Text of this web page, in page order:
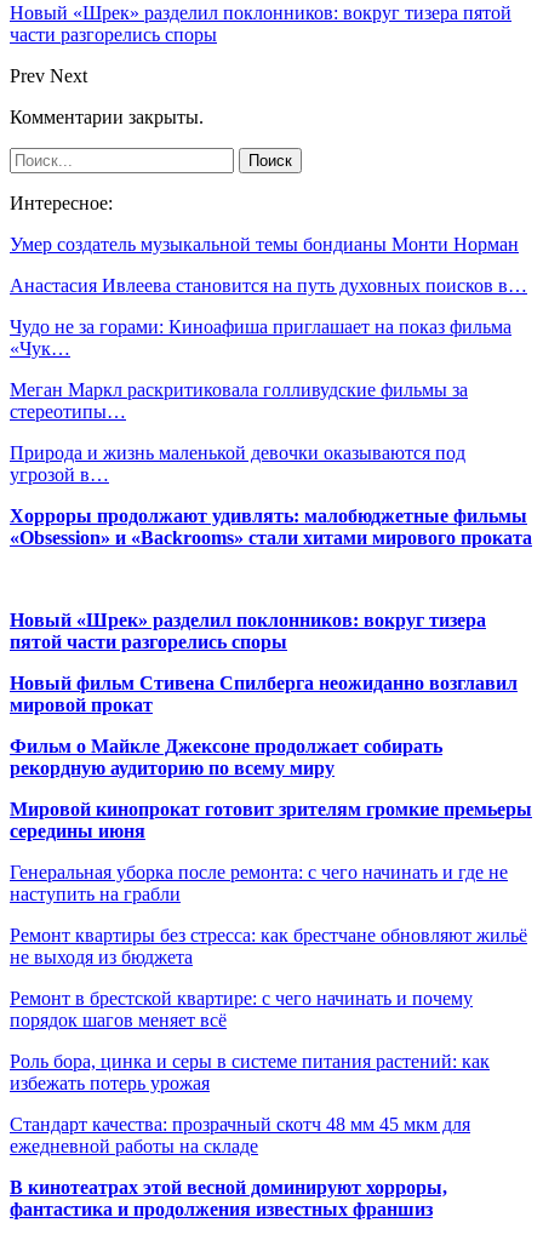
Новый «Шрек» разделил поклонников: вокруг тизера пятой
части разгорелись споры
Prev Next
Комментарии закрыты.
Интересное:
Умер создатель музыкальной темы бондианы Монти Норман
Анастасия Ивлеева становится на путь духовных поисков в…
Чудо не за горами: Киноафиша приглашает на показ фильма
«Чук…
Меган Маркл раскритиковала голливудские фильмы за
стереотипы…
Природа и жизнь маленькой девочки оказываются под
угрозой в…
Хорроры продолжают удивлять: малобюджетные фильмы
«Obsession» и «Backrooms» стали хитами мирового проката
Новый «Шрек» разделил поклонников: вокруг тизера
пятой части разгорелись споры
Новый фильм Стивена Спилберга неожиданно возглавил
мировой прокат
Фильм о Майкле Джексоне продолжает собирать
рекордную аудиторию по всему миру
Мировой кинопрокат готовит зрителям громкие премьеры
середины июня
Генеральная уборка после ремонта: с чего начинать и где не
наступить на грабли
Ремонт квартиры без стресса: как брестчане обновляют жильё
не выходя из бюджета
Ремонт в брестской квартире: с чего начинать и почему
порядок шагов меняет всё
Роль бора, цинка и серы в системе питания растений: как
избежать потерь урожая
Стандарт качества: прозрачный скотч 48 мм 45 мкм для
ежедневной работы на складе
В кинотеатрах этой весной доминируют хорроры,
фантастика и продолжения известных франшиз